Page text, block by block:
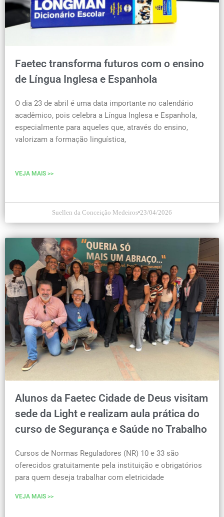
Faetec transforma futuros com o ensino
de Língua Inglesa e Espanhola
O dia 23 de abril é uma data importante no calendário
acadêmico, pois celebra a Língua Inglesa e Espanhola,
especialmente para aqueles que, através do ensino,
valorizam a formação linguística,
VEJA MAIS >>
Suellen da Conceição Medeiros 23/04/2026
Alunos da Faetec Cidade de Deus visitam
sede da Light e realizam aula prática do
curso de Segurança e Saúde no Trabalho
Cursos de Normas Reguladores (NR) 10 e 33 são
oferecidos gratuitamente pela instituição e obrigatórios
para quem deseja trabalhar com eletricidade
VEJA MAIS >>